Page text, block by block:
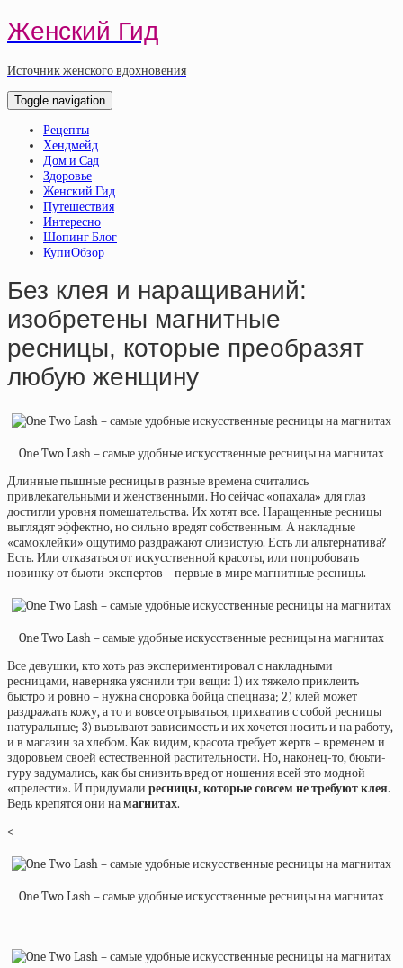
Женский Гид
Источник женского вдохновения
Toggle navigation
Рецепты
Хендмейд
Дом и Сад
Здоровье
Женский Гид
Путешествия
Интересно
Шопинг Блог
КупиОбзор
Без клея и наращиваний:
изобретены магнитные
ресницы, которые преобразят
любую женщину
One Two Lash – самые удобные искусственные ресницы на магнитах
Длинные пышные ресницы в разные времена считались
привлекательными и женственными. Но сейчас «опахала» для глаз
достигли уровня помешательства. Их хотят все. Наращенные ресницы
выглядят эффектно, но сильно вредят собственным. А накладные
«самоклейки» ощутимо раздражают слизистую. Есть ли альтернатива?
Есть. Или отказаться от искусственной красоты, или попробовать
новинку от бьюти-экспертов – первые в мире магнитные ресницы.
One Two Lash – самые удобные искусственные ресницы на магнитах
Все девушки, кто хоть раз экспериментировал с накладными
ресницами, наверняка уяснили три вещи: 1) их тяжело приклеить
быстро и ровно – нужна сноровка бойца спецназа; 2) клей может
раздражать кожу, а то и вовсе отрываться, прихватив с собой ресницы
натуральные; 3) вызывают зависимость и их хочется носить и на работу,
и в магазин за хлебом. Как видим, красота требует жертв – временем и
здоровьем своей естественной растительности. Но, наконец-то, бюьти-
гуру задумались, как бы снизить вред от ношения всей это модной
«прелести». И придумали ресницы, которые совсем не требуют клея.
Ведь крепятся они намагнитах.
<
One Two Lash – самые удобные искусственные ресницы на магнитах